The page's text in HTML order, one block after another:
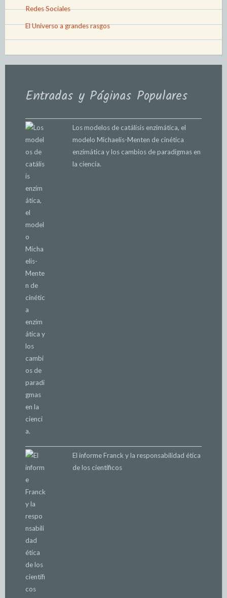
Redes Sociales
El Universo a grandes rasgos
Entradas y Páginas Populares
Los modelos de catálisis enzimática, el
modelo Michaelis-Menten de cinética
enzimática y los cambios de paradigmas en
la ciencia.
El informe Franck y la responsabilidad ética
de los científicos